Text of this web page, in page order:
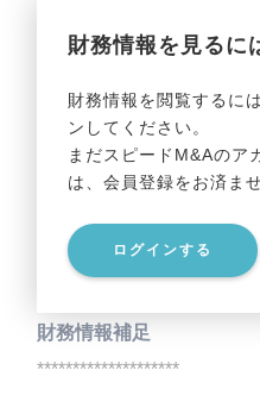
財務情報を見るに
財務情報を閲覧するに
ンしてください。
まだスピードM&Aのア
は、会員登録をお済ま
ログインする
事業利益
貸借対照表（B/S）
事業資産
事業負債
財務情報補足
********************